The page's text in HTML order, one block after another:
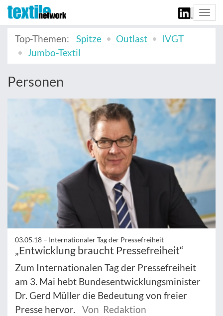
Top-Themen:
Spitze Outlast
IVGT
Jumbo-Textil
Personen
03.05.18 – Internationaler Tag der Pressefreiheit
„Entwicklung braucht Pressefreiheit“
Zum Internationalen Tag der Pressefreiheit
am 3. Mai hebt Bundesentwicklungsminister
Dr. Gerd Müller die Bedeutung von freier
Presse hervor.
Von Redaktion